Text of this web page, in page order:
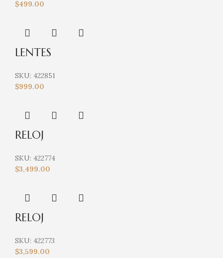
$499.00
LENTES
SKU: 422851
$999.00
RELOJ
SKU: 422774
$3,499.00
RELOJ
SKU: 422773
$3,599.00